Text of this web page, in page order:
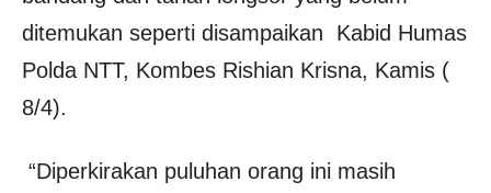
ditemukan seperti disampaikan
Kabid Humas
Polda NTT, Kombes Rishian Krisna, Kamis (
8/4).
“Diperkirakan puluhan orang ini masih